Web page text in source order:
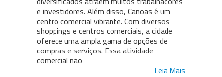
e investidores. Além disso, Canoas é um
centro comercial vibrante. Com diversos
shoppings e centros comerciais, a cidade
oferece uma ampla gama de opções de
compras e serviços. Essa atividade
comercial não
Leia Mais